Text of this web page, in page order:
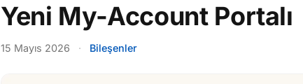
Yeni My-Account Portalı
15 Mayıs 2026 · Bileşenler